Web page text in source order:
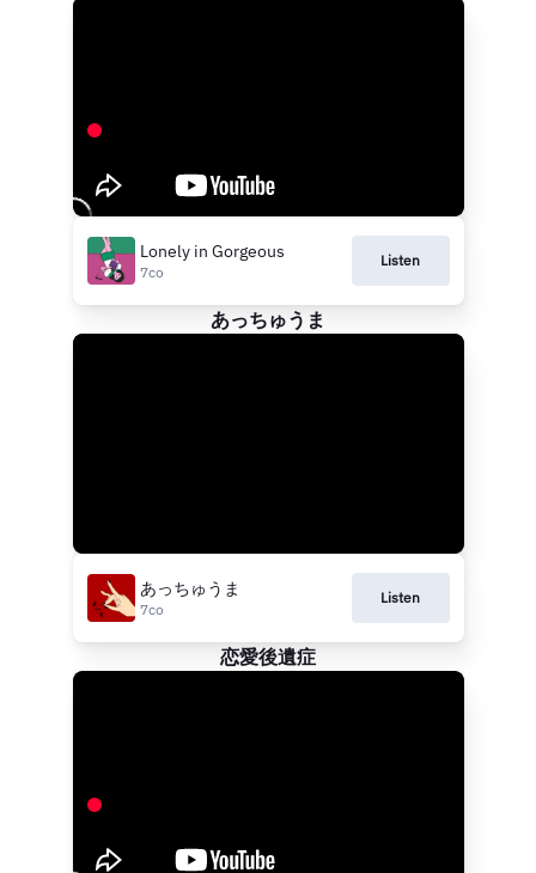
Lonely in Gorgeous
7co
Listen
あっちゅうま
あっちゅうま
7co
Listen
恋愛後遺症